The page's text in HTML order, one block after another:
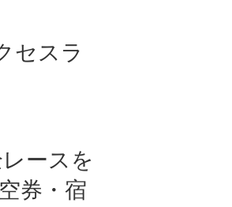
セスラ
ースを
券・宿